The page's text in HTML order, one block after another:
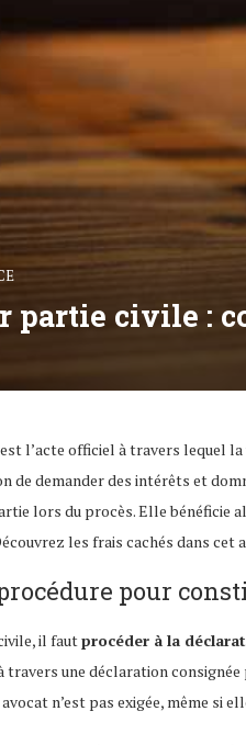
partie civile :
l’acte officiel à travers lequel
de demander des intérêts et
lors du procès. Elle bénéficie
les frais cachés dans cet
pour
il fautprocéder à la
travers une déclaration
n’est pas exigée, même si